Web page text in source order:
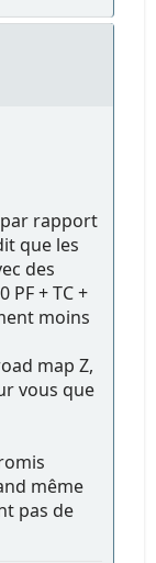
par rapport
que les
des
PF + TC +
moins
map Z,
vous que
même
pas de